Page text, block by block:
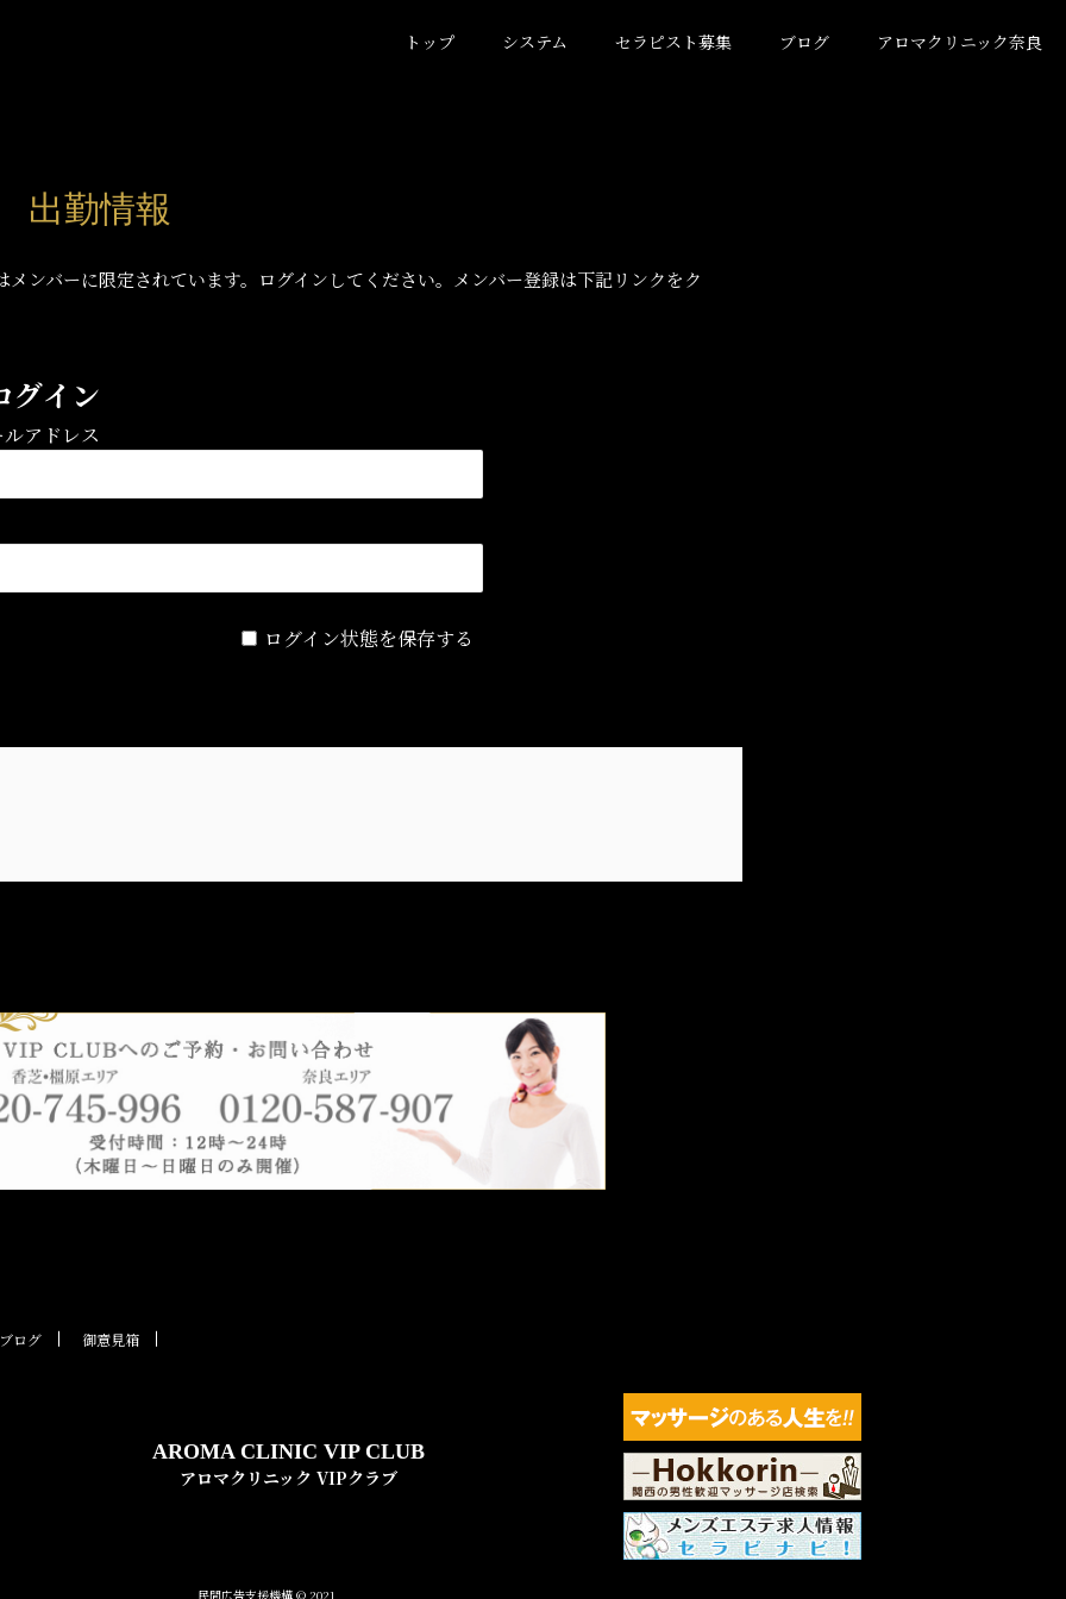
トップ システム セラピスト募集 ブログ アロマクリニック奈良
出勤情報
メンバーに限定されています。ログインしてください。メンバー登録は下記リンクをク
グイン
アドレス
ログイン状態を保存する
ブログ 御意見箱
AROMA CLINIC VIP CLUB
アロマクリニック VIPクラブ
民間広告支援機構 © 2021